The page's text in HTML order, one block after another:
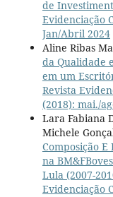
de
Evidenciação
Jan/Abril 2024
Aline Ribas
da Qualidade
em um
Revista
(2018): mai./
Lara Fabiana
Michele
Composição
na
Lula (2007-
Evidenciação